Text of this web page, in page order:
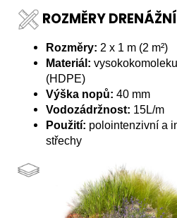
ROZMĚRY
Rozměry: 2 x 1 m (2 m²)
Materiál:
(HDPE)
Výška nopů: 40 mm
Vodozádržnost: 15L/m
Použití: polointenzivní a
střechy